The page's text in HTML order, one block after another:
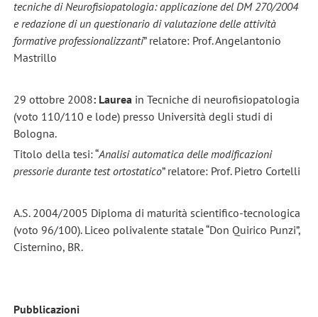
tecniche di Neurofisiopatologia: applicazione del DM 270/2004
e redazione di un questionario di valutazione delle attività
formative professionalizzanti” relatore: Prof. Angelantonio
Mastrillo
29 ottobre 2008: Laurea in Tecniche di neurofisiopatologia
(voto 110/110 e lode) presso Università degli studi di
Bologna.
Titolo della tesi: “Analisi automatica delle modificazioni
pressorie durante test ortostatico” relatore: Prof. Pietro Cortelli
A.S. 2004/2005 Diploma di maturità scientifico-tecnologica
(voto 96/100). Liceo polivalente statale “Don Quirico Punzi”,
Cisternino, BR.
Pubblicazioni